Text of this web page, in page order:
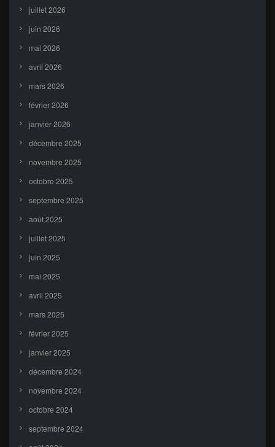
juillet 2026
juin 2026
mai 2026
avril 2026
mars 2026
février 2026
janvier 2026
décembre 2025
novembre 2025
octobre 2025
septembre 2025
août 2025
juillet 2025
juin 2025
mai 2025
avril 2025
mars 2025
février 2025
janvier 2025
décembre 2024
novembre 2024
octobre 2024
septembre 2024